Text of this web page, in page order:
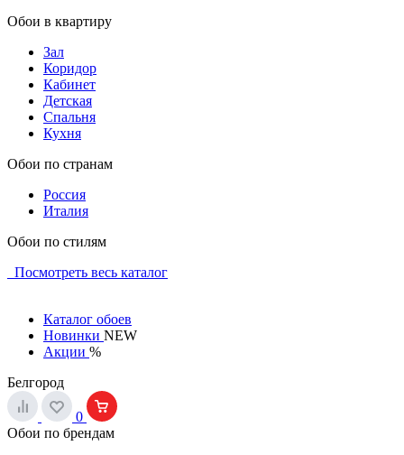
Обои в квартиру
Зал
Коридор
Кабинет
Детская
Спальня
Кухня
Обои по странам
Россия
Италия
Обои по стилям
Посмотреть весь каталог
Каталог обоев
Новинки NEW
Акции %
Белгород
0
Обои по брендам